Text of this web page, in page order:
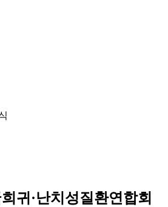
귀·난치성질환연합회